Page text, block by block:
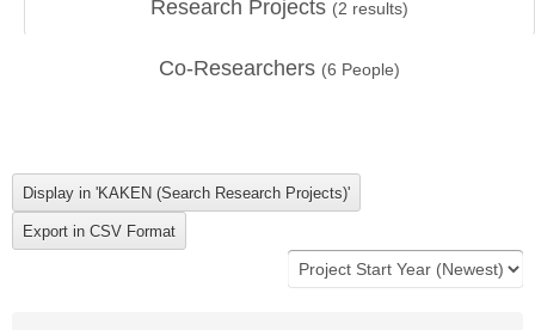
Research Projects (2 results)
Co-Researchers (6 People)